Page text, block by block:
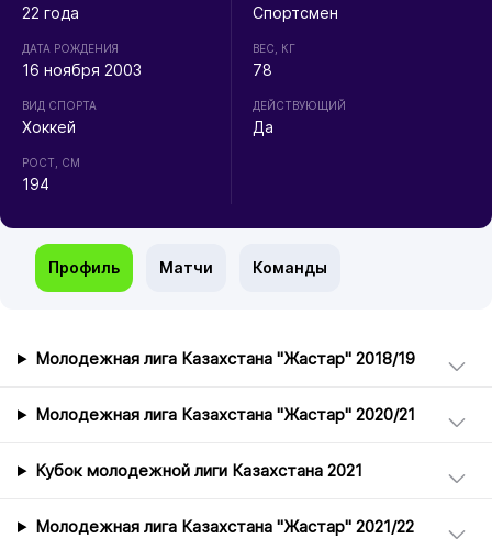
22 года
ДАТА РОЖДЕНИЯ
16 ноября 2003
ВИД СПОРТА
Хоккей
РОСТ, СМ
194
Спортсмен
ВЕС, КГ
78
ДЕЙСТВУЮЩИЙ
Да
Профиль Матчи Команды
Молодежная лига Казахстана "Жастар" 2018/19
Молодежная лига Казахстана "Жастар" 2020/21
Кубок молодежной лиги Казахстана 2021
Молодежная лига Казахстана "Жастар" 2021/22